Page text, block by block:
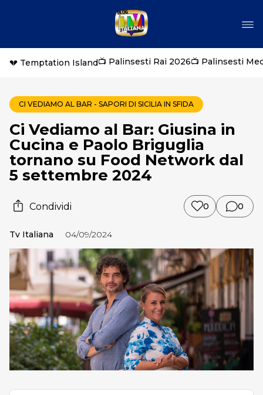
💔 Temptation Island📺 Palinsesti Rai 2026📺 Palinsesti
CI VEDIAMO AL BAR - SAPORI DI SICILIA IN SFIDA
Ci Vediamo al Bar: Giusina in
Cucina e Paolo Briguglia
tornano su Food Network dal
5 settembre 2024
Condividi 0 0
Tv Italiana 04/09/2024